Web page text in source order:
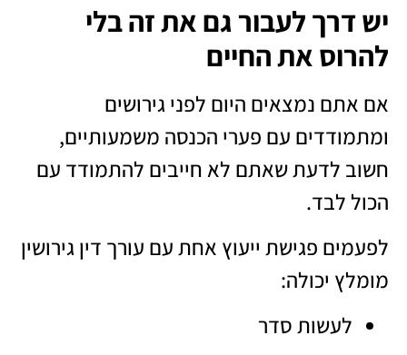
יש דרך לעבור גם את זה בלי
להרוס את החיים
אם אתם נמצאים היום לפני גירושים
ומתמודדים עם פערי הכנסה משמעותיים,
חשוב לדעת שאתם לא חייבים להתמודד עם
הכול לבד.
לפעמים פגישת ייעוץ אחת עם עורך דין גירושין
מומלץ יכולה:
לעשות סדר